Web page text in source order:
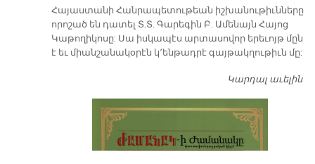
​Հայաստանի Հանրապետութեան իշխանութիւնները
որոշած են դատել Տ.Տ. Գարեգին Բ. Ամենայն Հայոց
Կաթողիկոսը: Սա իսկապէս արտասովոր երեւոյթ մըն
է եւ միանշանակօրէն կ՚ենթադրէ գայթակղութիւն մը:
Կարդալ աւելին